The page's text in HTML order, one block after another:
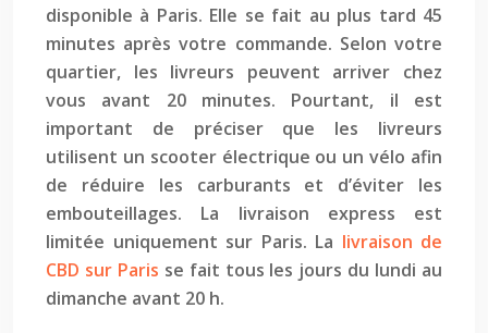
disponible à Paris. Elle se fait au plus tard 45
minutes après votre commande. Selon votre
quartier, les livreurs peuvent arriver chez
vous avant 20 minutes. Pourtant, il est
important de préciser que les livreurs
utilisent un scooter électrique ou un vélo afin
de réduire les carburants et d’éviter les
embouteillages. La livraison express est
limitée uniquement sur Paris. La livraison de
CBD sur Paris se fait tous les jours du lundi au
dimanche avant 20 h.